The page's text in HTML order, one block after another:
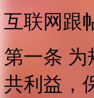
互联网跟
第一条
共利益，